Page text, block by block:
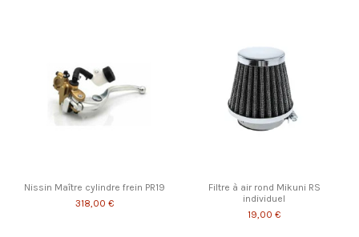
Nissin Maître cylindre frein PR19
318,00 €
Filtre à air rond Mikuni RS
individuel
19,00 €